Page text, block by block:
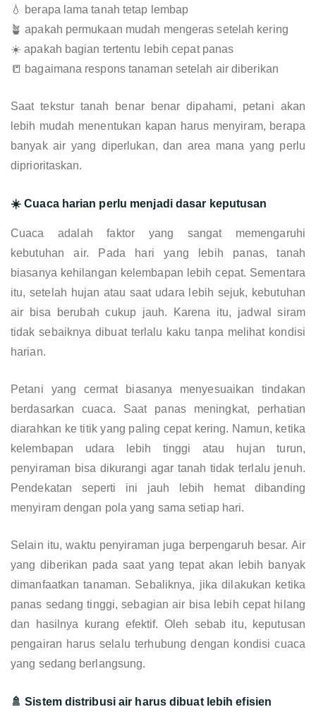
💧 berapa lama tanah tetap lembap
🪴 apakah permukaan mudah mengeras setelah kering
☀️ apakah bagian tertentu lebih cepat panas
📒 bagaimana respons tanaman setelah air diberikan
Saat tekstur tanah benar benar dipahami, petani akan
lebih mudah menentukan kapan harus menyiram, berapa
banyak air yang diperlukan, dan area mana yang perlu
diprioritaskan.
☀️ Cuaca harian perlu menjadi dasar keputusan
Cuaca adalah faktor yang sangat memengaruhi
kebutuhan air. Pada hari yang lebih panas, tanah
biasanya kehilangan kelembapan lebih cepat. Sementara
itu, setelah hujan atau saat udara lebih sejuk, kebutuhan
air bisa berubah cukup jauh. Karena itu, jadwal siram
tidak sebaiknya dibuat terlalu kaku tanpa melihat kondisi
harian.
Petani yang cermat biasanya menyesuaikan tindakan
berdasarkan cuaca. Saat panas meningkat, perhatian
diarahkan ke titik yang paling cepat kering. Namun, ketika
kelembapan udara lebih tinggi atau hujan turun,
penyiraman bisa dikurangi agar tanah tidak terlalu jenuh.
Pendekatan seperti ini jauh lebih hemat dibanding
menyiram dengan pola yang sama setiap hari.
Selain itu, waktu penyiraman juga berpengaruh besar. Air
yang diberikan pada saat yang tepat akan lebih banyak
dimanfaatkan tanaman. Sebaliknya, jika dilakukan ketika
panas sedang tinggi, sebagian air bisa lebih cepat hilang
dan hasilnya kurang efektif. Oleh sebab itu, keputusan
pengairan harus selalu terhubung dengan kondisi cuaca
yang sedang berlangsung.
🚿 Sistem distribusi air harus dibuat lebih efisien